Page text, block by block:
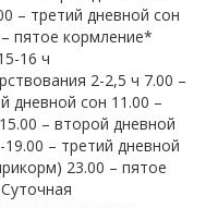
– третий дневной сон
пятое кормление*
16 ч
2-2,5 ч 7.00 –
дневной сон 11.00 –
– второй дневной
– третий дневной
23.00 – пятое